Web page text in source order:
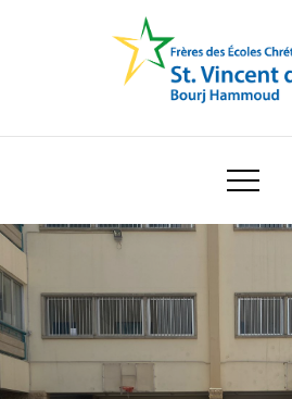
Ecole Saint Vincent